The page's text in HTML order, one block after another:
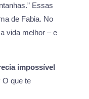
Essas
de Fabia. No
vida melhor – e
impossível
O que te